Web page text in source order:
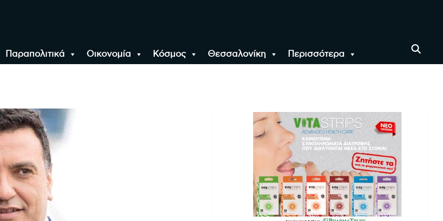
Παραπολιτικά Οικονομία Κόσμος Θεσσαλονίκη Περισσότερα